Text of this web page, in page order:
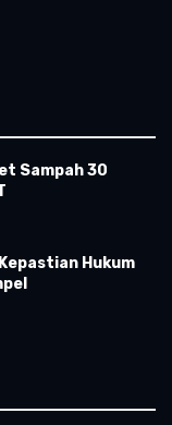
Sampah 30
Hukum